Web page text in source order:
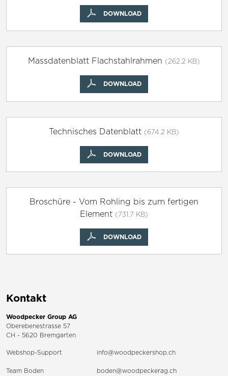
DOWNLOAD
Massdatenblatt Flachstahlrahmen (262.2 KB)
DOWNLOAD
Technisches Datenblatt (674.2 KB)
DOWNLOAD
Broschüre - Vom Rohling bis zum fertigen
Element (731.7 KB)
DOWNLOAD
Kontakt
Woodpecker Group AG
Oberebenestrasse 57
CH - 5620 Bremgarten
Webshop-Support info@woodpeckershop.ch
Team Boden
boden@woodpeckerag.ch